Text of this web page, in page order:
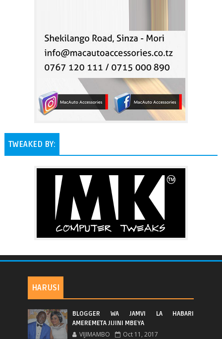
TWEAKED BY:
HARUSI
BLOGGER WA JAMVI LA HABARI
AMEREMETA JIJINI MBEYA
VIJIMAMBO Oct 11, 2017